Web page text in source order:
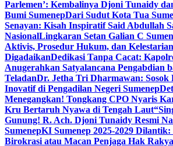
Parlemen’: Kembalinya Djoni Tunaidy
Bumi SumenepDari Sudut Kota Tua
Senayan: Kisah Inspiratif Said Abdullah
NasionalLingkaran Setan Galian C
Aktivis, Prosedur Hukum, dan
DigadaikanDedikasi Tanpa Cacat:
Anugerahkan Satyalancana Pengabdian
TeladanDr. Jetha Tri Dharmawan: Sosok
Inovatif di Pengadilan Negeri Sumenep
Menegangkan! Tongkang CPO Nyaris
Kru Bertaruh Nyawa di Tengah Laut
Gunung! R. Ach. Djoni Tunaidy Resmi
SumenepKI Sumenep 2025-2029 Dilantik:
Birokrasi atau Macan Penjaga Hak